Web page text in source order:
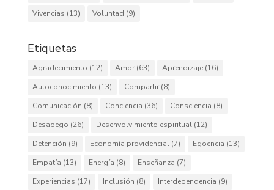
Vivencias (13) Voluntad (9)
Etiquetas
Agradecimiento (12) Amor(63) Aprendizaje(16)
Autoconocimiento (13) Compartir(8)
Comunicación (8) Conciencia (36) Consciencia (8)
Desapego (26) Desenvolvimiento espiritual(12)
Detención (9) Economía providencial(7) Egoencia (13)
Empatía (13) Energía (8) Enseñanza (7)
Experiencias (17) Inclusión (8) Interdependencia (9)